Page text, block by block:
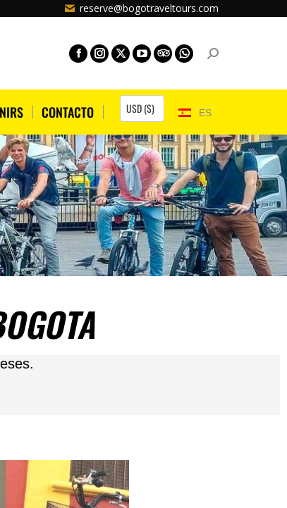
reserve@bogotraveltours.com
CONTACTO ES